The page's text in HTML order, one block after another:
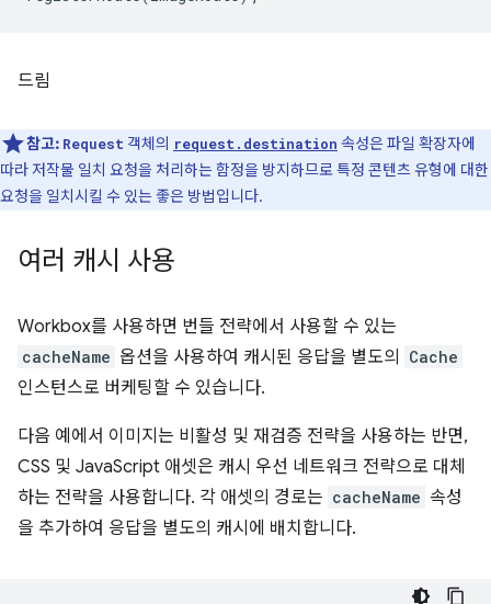
드림
참고: Request 객체의 request.destination 속성은 파일 확장자에
따라 저작물 일치 요청을 처리하는 함정을 방지하므로 특정 콘텐츠 유형에 대한
요청을 일치시킬 수 있는 좋은 방법입니다.
여러 캐시 사용
Workbox를 사용하면 번들 전략에서 사용할 수 있는
cacheName 옵션을 사용하여 캐시된 응답을 별도의 Cache
인스턴스로 버케팅할 수 있습니다.
다음 예에서 이미지는 비활성 및 재검증 전략을 사용하는 반면,
CSS 및 JavaScript 애셋은 캐시 우선 네트워크 전략으로 대체
하는 전략을 사용합니다. 각 애셋의 경로는 cacheName 속성
을 추가하여 응답을 별도의 캐시에 배치합니다.